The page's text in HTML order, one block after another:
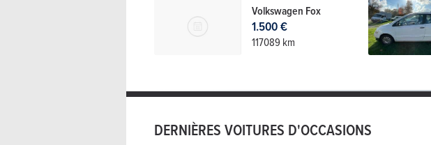
Volkswagen Fox
1.500 €
117089 km
DERNIÈRES VOITURES D'OCCASIONS